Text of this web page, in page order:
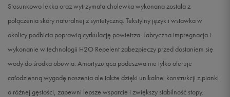
39 24,5 cm Powiadom o dostępności
Powiadom o dostępności
Stosunkowo lekka oraz wytrzymała cholewka wykonana została z
połączenia skóry naturalnej z syntetyczną. Tekstylny język i wstawka w
okolicy podbicia poprawią cyrkulację powietrza. Fabryczna impregnacja i
wykonanie w technologii H2O Repelent zabezpieczy przed dostaniem się
wody do środka obuwia. Amortyzująca podeszwa nie tylko oferuje
całodzienną wygodę noszenia ale także dzięki unikalnej konstrukcji z pianki
o różnej gęstości, zapewni lepsze wsparcie i zwiększy stabilność stopy.